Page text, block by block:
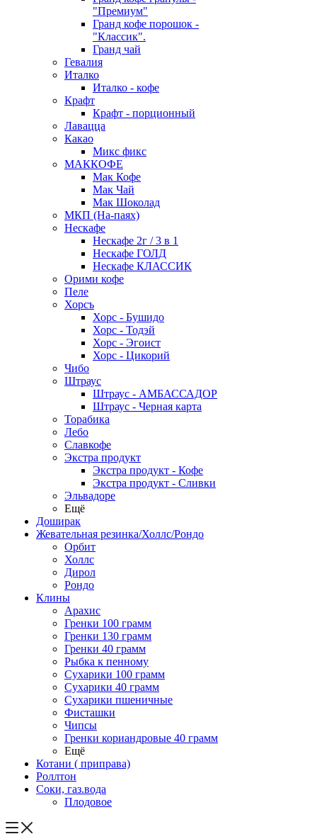
"Премиум"
Гранд кофе порошок -
"Классик".
Гранд чай
Гевалия
Италко
Италко - кофе
Крафт
Крафт - порционный
Лавацца
Какао
Микс фикс
МАККОФЕ
Мак Кофе
Мак Чай
Мак Шоколад
МКП (На-паях)
Нескафе
Нескафе 2г / 3 в 1
Нескафе ГОЛД
Нескафе КЛАССИК
Орими кофе
Пеле
Хорсъ
Хорс - Бушидо
Хорс - Тодэй
Хорс - Эгоист
Хорс - Цикорий
Чибо
Штраус
Штраус - АМБАССАДОР
Штраус - Черная карта
Торабика
Лебо
Славкофе
Экстра продукт
Экстра продукт - Кофе
Экстра продукт - Сливки
Эльвадоре
Ещё
Доширак
Жевательная резинка/Холлс/Рондо
Орбит
Холлс
Дирол
Рондо
Клины
Арахис
Гренки 100 грамм
Гренки 130 грамм
Гренки 40 грамм
Рыбка к пенному
Сухарики 100 грамм
Сухарики 40 грамм
Сухарики пшеничные
Фисташки
Чипсы
Гренки кориандровые 40 грамм
Ещё
Котани ( приправа)
Роллтон
Соки, газ.вода
Плодовое